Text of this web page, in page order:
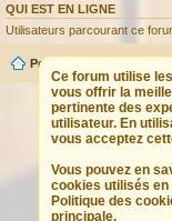
QUI EST EN LIGNE
Utilisateurs parcourant ce
Ce forum utilise
vous offrir la
pertinente des
utilisateur. En
vous acceptez
Vous pouvez en
cookies utilisés en
Politique des
principale.
Portail